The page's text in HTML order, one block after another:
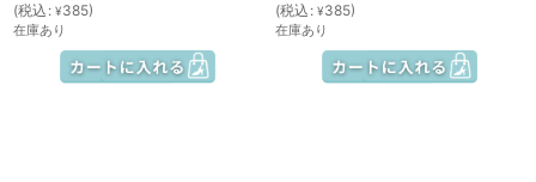
(税込 : ¥385)
在庫あり
(税込 : ¥385)
在庫あり